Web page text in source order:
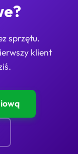
sprzętu.
klient